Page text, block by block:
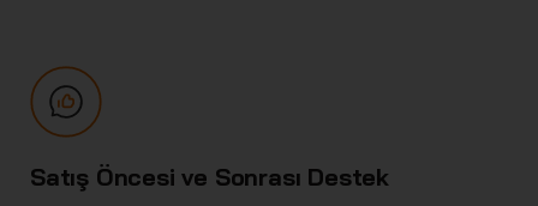
Satış Öncesi ve Sonrası Destek